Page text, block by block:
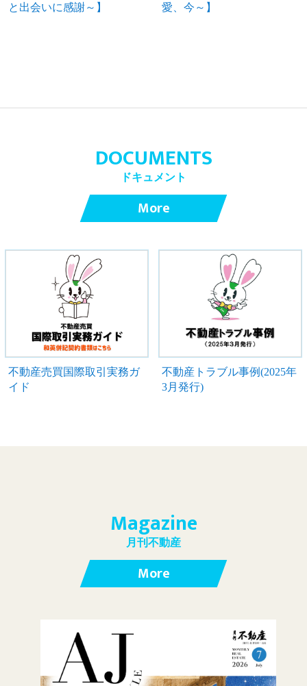
と出会いに感謝～】
愛、今～】
DOCUMENTS
ドキュメント
More
不動産売買国際取引実務ガ
イド
不動産トラブル事例(2025年
3月発行)
Magazine
月刊不動産
More